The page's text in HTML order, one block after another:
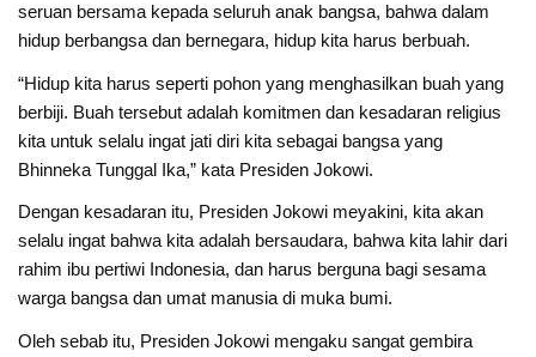
seruan bersama kepada seluruh anak bangsa, bahwa dalam
hidup berbangsa dan bernegara, hidup kita harus berbuah.
“Hidup kita harus seperti pohon yang menghasilkan buah yang
berbiji. Buah tersebut adalah komitmen dan kesadaran religius
kita untuk selalu ingat jati diri kita sebagai bangsa yang
Bhinneka Tunggal Ika,” kata Presiden Jokowi.
Dengan kesadaran itu, Presiden Jokowi meyakini, kita akan
selalu ingat bahwa kita adalah bersaudara, bahwa kita lahir dari
rahim ibu pertiwi Indonesia, dan harus berguna bagi sesama
warga bangsa dan umat manusia di muka bumi.
Oleh sebab itu, Presiden Jokowi mengaku sangat gembira